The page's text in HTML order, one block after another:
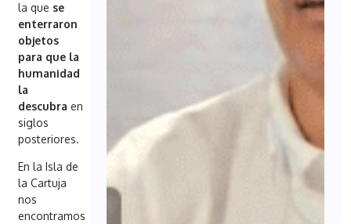
la que se
enterraron
objetos
para que la
humanidad
la
descubra en
siglos
posteriores.
En la Isla de
la Cartuja
nos
encontramos